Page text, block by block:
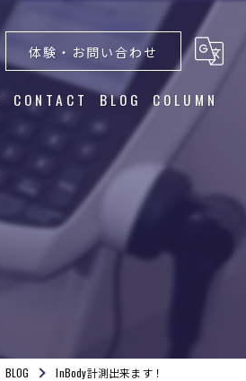
体験・お問い合わせ
CONTACT BLOG COLUMN
BLOG InBody計測出来ます！